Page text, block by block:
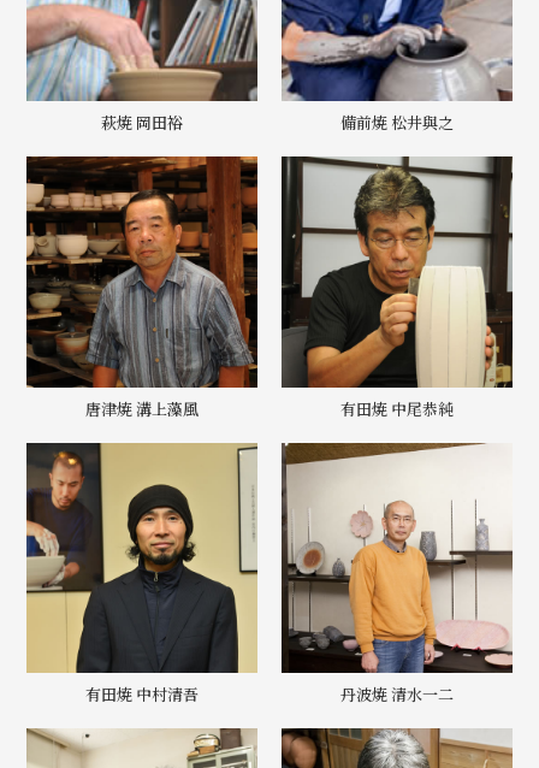
萩焼 岡田裕 備前焼 松井與之
唐津焼 溝上藻風 有田焼 中尾恭純
有田焼 中村清吾 丹波焼 清水一二